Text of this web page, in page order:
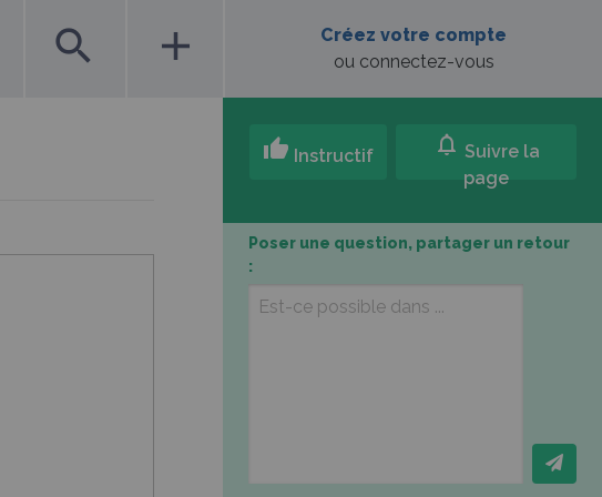
search add
Créez votre compte
ou connectez-vous
thumb_up Instructif notifications Suivre la
page
Poser une question, partager un retour
: